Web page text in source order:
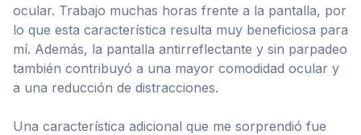
ocular. Trabajo muchas horas frente a la pantalla, por
lo que esta característica resulta muy beneficiosa para
mí. Además, la pantalla antirreflectante y sin parpadeo
también contribuyó a una mayor comodidad ocular y
a una reducción de distracciones.
Una característica adicional que me sorprendió fue